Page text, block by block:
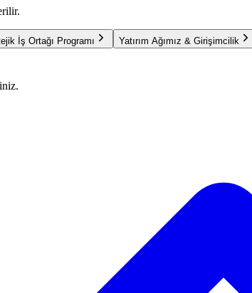
İş Ortağı Programı Yatırım Ağımız & Girişimcilik